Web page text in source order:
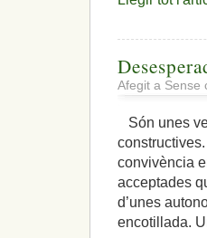
Afegit a Sense
Són unes
convivència
acceptades
d’unes
encotillada.